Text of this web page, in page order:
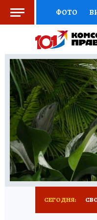
ФОТО
ВЫБОР
КНИЖНАЯ
ПРЕСС-
ВСЕ О КП
СЕГОДНЯ: